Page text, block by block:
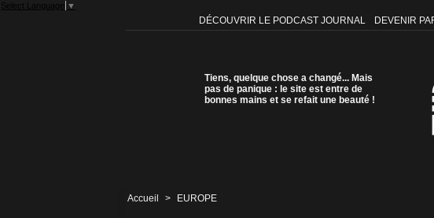
Select Language ▼
DÉCOUVRIR LE PODCAST JOURNAL DEVENIR
Tiens, quelque chose a changé... Mais
pas de panique : le site est entre de
bonnes mains et se refait une beauté !
Accueil > EUROPE